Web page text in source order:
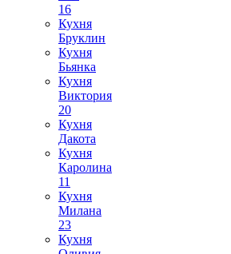
16
Кухня
Бруклин
Кухня
Бьянка
Кухня
Виктория
20
Кухня
Дакота
Кухня
Каролина
11
Кухня
Милана
23
Кухня